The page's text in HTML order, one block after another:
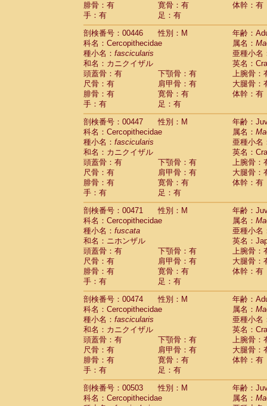
腓骨：有
寛骨：有
体幹：有
手：有
足：有
剖検番号：00446
性別：M
年齢：
科名：Cercopithecidae
属名：
種小名： fascicularis
亜種小名
和名：カニクイザル
英名：
頭蓋骨：有
下顎骨：有
上腕骨：
尺骨：有
肩甲骨：有
大腿骨：
腓骨：有
寛骨：有
体幹：有
手：有
足：有
剖検番号：00447
性別：M
年齢：
科名：Cercopithecidae
属名：
種小名： fascicularis
亜種小名
和名：カニクイザル
英名：
頭蓋骨：有
下顎骨：有
上腕骨：
尺骨：有
肩甲骨：有
大腿骨：
腓骨：有
寛骨：有
体幹：有
手：有
足：有
剖検番号：00471
性別：M
年齢：
科名：Cercopithecidae
属名：
種小名： fuscata
亜種小名
和名：ニホンザル
英名：
頭蓋骨：有
下顎骨：有
上腕骨：
尺骨：有
肩甲骨：有
大腿骨：
腓骨：有
寛骨：有
体幹：有
手：有
足：有
剖検番号：00474
性別：M
年齢：
科名：Cercopithecidae
属名：
種小名： fascicularis
亜種小名
和名：カニクイザル
英名：
頭蓋骨：有
下顎骨：有
上腕骨：
尺骨：有
肩甲骨：有
大腿骨：
腓骨：有
寛骨：有
体幹：有
手：有
足：有
剖検番号：00503
性別：M
年齢：
科名：Cercopithecidae
属名：